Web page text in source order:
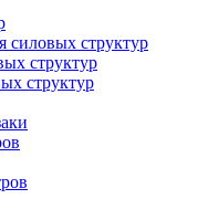
силовых структур
структур
структур